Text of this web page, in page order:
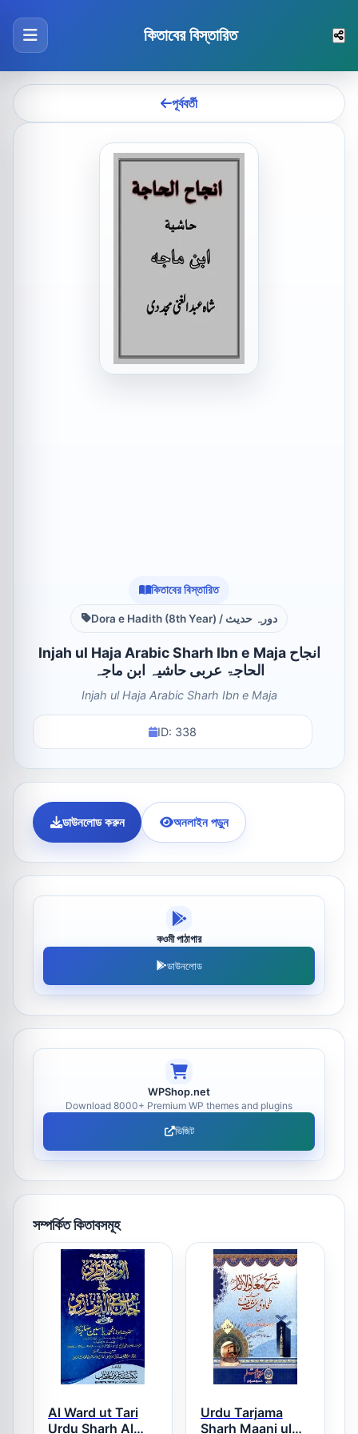
কিতাবের বিস্তারিত
পূর্ববর্তী
কিতাবের বিস্তারিত
Dora e Hadith (8th Year) / دورہ حدیث
Injah ul Haja Arabic Sharh Ibn e Maja انجاح
الحاجۃ عربی حاشیہ ابن ماجہ
Injah ul Haja Arabic Sharh Ibn e Maja
ID: 338
ডাউনলোড করুন অনলাইন পড়ুন
কওমী পাঠাগার
ডাউনলোড
WPShop.net
Download 8000+ Premium WP themes and plugins
ভিজিট
সম্পর্কিত কিতাবসমূহ
Al Ward ut Tari
Urdu Sharh Al
Urdu Tarjama
Sharh Maani ul